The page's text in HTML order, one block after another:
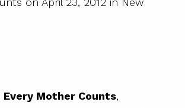
Every Mother Counts,